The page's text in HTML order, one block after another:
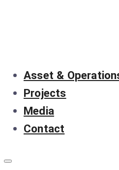
Asset &
Projects
Media
Contact